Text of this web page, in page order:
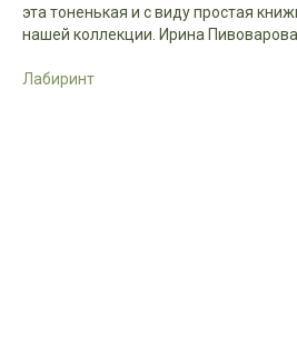
эта тоненькая и с виду простая
нашей коллекции. Ирина
Лабиринт